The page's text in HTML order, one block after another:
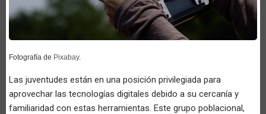
Fotografía de Pixabay.
Las juventudes están en una posición privilegiada para
aprovechar las tecnologías digitales debido a su cercanía y
familiaridad con estas herramientas. Este grupo poblacional,